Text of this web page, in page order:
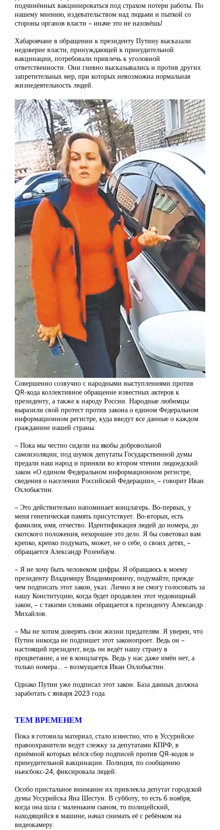
подчинённых вакцинироваться под страхом потери работы. По
нашему мнению, издевательством над людьми и пыткой со
стороны органов власти – иначе это не назовёшь!
Хабаровчане в обращении к президенту Путину высказали
недоверие власти, принуждающей к принудительной
вакцинации, потребовали привлечь к уголовной
ответственности. Они гневно высказывались и против других
запретительных мер, при которых невозможна нормальная
жизнедеятельность людей.
Совершенно созвучно с народными выступлениями против
QR-кода коллективное обращение известных актеров к
президенту, а также к народу России. Народные любимцы
выразили свой протест против закона о едином Федеральном
информационном регистре, куда введут все данные о каждом
гражданине нашей страны.
– Пока мы честно сидели на якобы добровольной
самоизоляции, под шумок депутаты Государственной думы
предали наш народ и приняли во втором чтении людоедский
закон «О едином Федеральном информационном регистре,
сведения о населении Российской Федерации», – говорит Иван
Охлобыстин.
– Это действительно напоминает концлагерь. Во-первых, у
меня генетическая память присутствует. Во-вторых, есть
фамилия, имя, отчество. Идентификация людей до номера, до
скотского положения, нехорошее это дело. Я бы советовал вам
крепко, крепко подумать, может, не о себе, о своих детях, –
обращается Александр Розенбаум.
– Я не хочу быть человеком цифры. Я обращаюсь к моему
президенту Владимиру Владимировичу, подумайте, прежде
чем подписать этот закон, указ. Лично я не смогу голосовать за
нашу Конституцию, когда будет продавлен этот чудовищный
закон, – с такими словами обращается к президенту Александр
Михайлов.
– Мы не хотим доверять свои жизни предателям. Я уверен, что
Путин никогда не подпишет этот законопроет. Ведь он –
настоящий президент, ведь он ведёт нашу страну в
процветание, а не в концлагерь. Ведь у нас даже имён нет, а
только номера… – возмущается Иван Охлобыстин.
Однако Путин уже подписал этот закон. База данных должна
заработать с января 2023 года.
ТЕМ ВРЕМЕНЕМ
Пока я готовила материал, стало известно, что в Уссурийске
правоохранители ведут слежку за депутатами КПРФ, в
приёмной которых вёлся сбор подписей против QR-кодов и
принудительной вакцинации. Полиция, по сообщению
ньюсбокс-24, фиксировала людей.
Особо пристальное внимание их привлекла депутат городской
думы Уссурийска Яна Шестун. В субботу, то есть 6 ноября,
когда она шла с маленьким сыном, то полицейский,
находящийся в машине, начал снимать её с ребёнком на
видеокамеру.